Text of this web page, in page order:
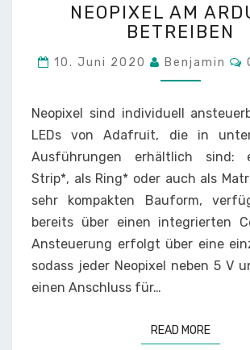
AM
ARDUINO
NEOPIXEL AM
BETREIBEN
10. Juni 2020 Benjamin
Neopixel sind individuell
LEDs von Adafruit, die in
Ausführungen erhältlich sind:
Strip*, als Ring* oder auch als
sehr kompakten Bauform,
bereits über einen integrierten
Ansteuerung erfolgt über eine
sodass jeder Neopixel neben 5 V
einen Anschluss für…
READ MOREREAD